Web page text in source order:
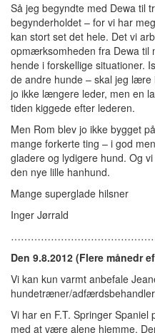
Så jeg begyndte med Dewa til
begynderholdet – for vi har
kan stort set det hele. Det vi
opmærksomheden fra Dewa til
hende i forskellige situationer.
de andre hunde – skal jeg
jo ikke længere leder, men en
tiden kiggede efter lederen.
Men Rom blev jo ikke bygget
mange forkerte ting – i god
gladere og lydigere hund. Og
den nye lille hanhund.
Mange superglade hilsner
Inger Jørrald
Den 9.8.2012 (Flere månedr
Vi kan kun varmt anbefale
hundetræner/
Vi har en F.T. Springer
med at være alene hjemme.